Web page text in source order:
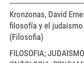
Kronzonas, David
filosofía y el
(Filosofia)
FILOSOFIA;